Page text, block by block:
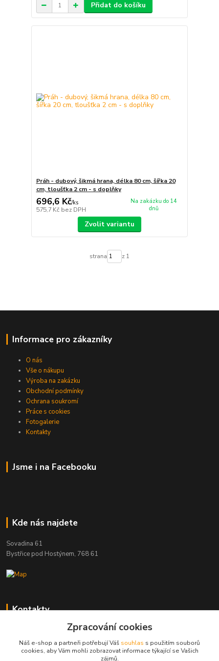
Přidat do košíku
Práh - dubový, šikmá hrana, délka 80 cm, šířka 20
cm, tloušťka 2 cm - s doplňky
696,6 Kč/ks
575,7 Kč bez DPH
Na zakázku do 14
dnů
Zvolit variantu
strana z 1
Informace pro zákazníky
O nás
Vše o nákupu
Výroba na zakázku
Obchodní podmínky
Ochrana soukromí
Práce s cookies
Fotogalerie
Kontakty
Jsme i na Facebooku
Kde nás najdete
Sovadina 61
Bystřice pod Hostýnem, 768 61
Kontakty
DŘEVOPRODUKT BEDNAŘÍK s.r.o.
+420 739 454 600
(Po-Pá, 7-15 hod.)
Zpracování cookies
Náš e-shop a partneři potřebují Váš souhlas s použitím souborů
cookies, aby Vám mohli zobrazovat informace týkající se Vašich
zájmů.